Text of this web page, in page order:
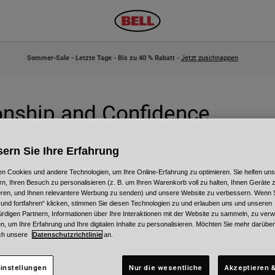
Sommer-Sale - Letzte Tage - Bis zu 40 % Rabatt - Jetzt zuschnappen
and Confidence
name in helmets. Born in the 1950's California hot rod and racing
to drive fast … he corralled all the go-fast parts he could find
realities, Roy did something about that too and Bell Helmets was born.
and his unlimited spirit has been Bell’s guiding light for nearly 60
helmet “firsts” were built under Bell’s auspices. That drive to
with instilling confidence and enabling awesomeness. Established
Sie Ihre Erfahrung
Cookies und andere Technologien, um Ihre Online-Erfahrung zu optimieren. Sie helfen
Ihren Besuch zu personalisieren (z. B. um Ihren Warenkorb voll zu halten, Ihnen Geräte
und Ihnen relevantere Werbung zu senden) und unsere Website zu verbessern. Wenn
und fortfahren“ klicken, stimmen Sie diesen Technologien zu und erlauben uns und unseren
Partnern, Informationen über Ihre Interaktionen mit der Website zu sammeln, zu
um Ihre Erfahrung und Ihre digitalen Inhalte zu personalisieren. Möchten Sie mehr
unsere
Datenschutzrichtlinie an.
Nur die wesentliche Akzeptieren